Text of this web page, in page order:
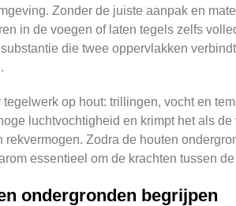
Zonder de juiste aanpak en
in de voegen of laten tegels zelfs
substantie die twee oppervlakken
op hout: trillingen, vocht en
luchtvochtigheid en krimpt het als
rekvermogen. Zodra de houten
essentieel om de krachten tussen
ondergronden begrijpen